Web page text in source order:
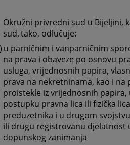
Okružni privredni sud u Bijeljini,
sud,tako, odlučuje:
u parničnim i vanparničnim
na prava i obaveze po osnovu
usluga, vrijednosnih papira,
prava na nekretninama, kao i na
proistekle iz vrijednosnih papira,
postupku pravna lica ili fizička
preduzetnika i u drugom
ili drugu registrovanu djelatnost
dopunskog zanimanja